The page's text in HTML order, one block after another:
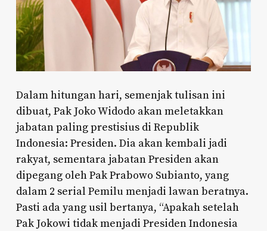
Dalam hitungan hari, semenjak tulisan ini
dibuat, Pak Joko Widodo akan meletakkan
jabatan paling prestisius di Republik
Indonesia: Presiden. Dia akan kembali jadi
rakyat, sementara jabatan Presiden akan
dipegang oleh Pak Prabowo Subianto, yang
dalam 2 serial Pemilu menjadi lawan beratnya.
Pasti ada yang usil bertanya, “Apakah setelah
Pak Jokowi tidak menjadi Presiden Indonesia